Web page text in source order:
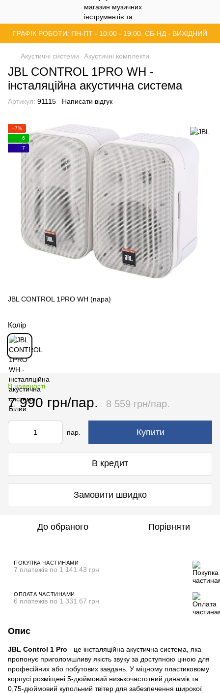
ГРАФІК РОБОТИ: ПН-ПТ - 10:00 - 19:00. СБ-НД - ВИХІДНИЙ
Акустичні системи Акустичні комплекти
JBL CONTROL 1PRO WH -
інсталяційна акустична система
Артикул: 91115 Написати відгук
−7%
6
7
JBL CONTROL 1PRO WH (пара)
Колір
В наявності
7 990 грн/пар. 8 559 грн/пар.
пар. Купити
В кредит
Замовити швидко
До обраного Порівняти
ПОКУПКА ЧАСТИНАМИ
7 платежів по 1 141.43 грн
ОПЛАТА ЧАСТИНАМИ
6 платежів по 1 331.67 грн
Опис
JBL Control 1 Pro - це інсталяційна акустична система, яка
пропонує приголомшливу якість звуку за доступною ціною для
професійних або побутових завдань. У міцному пластиковому
корпусі розміщені 5-дюймовий низькочастотний динамік та
0,75-дюймовий купольний твітер для забезпечення широкої